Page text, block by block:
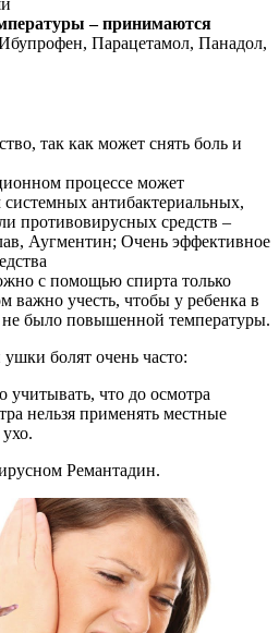
– принимаются
Парацетамол, Панадол,
так как может снять боль и
процессе может
системных антибактериальных,
противовирусных средств –
Аугментин; Очень эффективное
с помощью спирта только
учесть, чтобы у ребенка в
было повышенной температуры.
болят очень часто:
учитывать, что до осмотра
нельзя применять местные
Ремантадин.